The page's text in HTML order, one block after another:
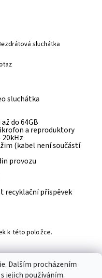
sluchátka
sluchátka
do 64GB
a reproduktory
20kHz
(kabel není součástí
provozu
recyklační příspěvek
k této položce.
Dalším procházením
jejich používáním.